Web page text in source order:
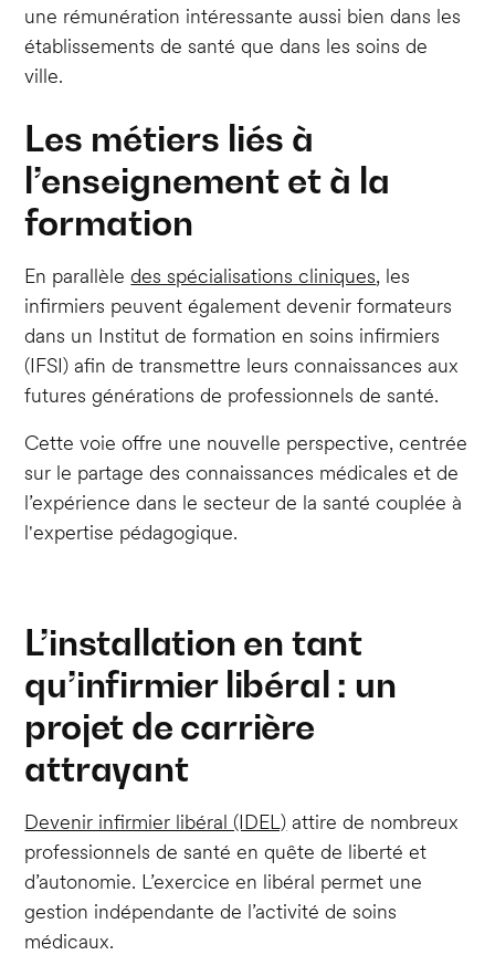
une rémunération intéressante aussi bien dans les
établissements de santé que dans les soins de
ville.
Les métiers liés à
l’enseignement et à la
formation
En parallèledes spécialisations cliniques, les
infirmiers peuvent également devenir formateurs
dans un Institut de formation en soins infirmiers
(IFSI) afin de transmettre leurs connaissances aux
futures générations de professionnels de santé.
Cette voie offre une nouvelle perspective, centrée
sur le partage des connaissances médicales et de
l’expérience dans le secteur de la santé couplée à
l'expertise pédagogique.
L’installation en tant
qu’infirmier libéral : un
projet de carrière
attrayant
Devenir infirmier libéral (IDEL) attire de nombreux
professionnels de santé en quête de liberté et
d’autonomie. L’exercice en libéral permet une
gestion indépendante de l’activité de soins
médicaux.